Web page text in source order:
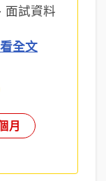
面試資料
全文
月